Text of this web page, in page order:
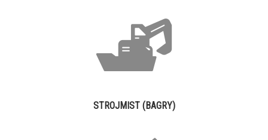
STROJMIST (BAGRY)